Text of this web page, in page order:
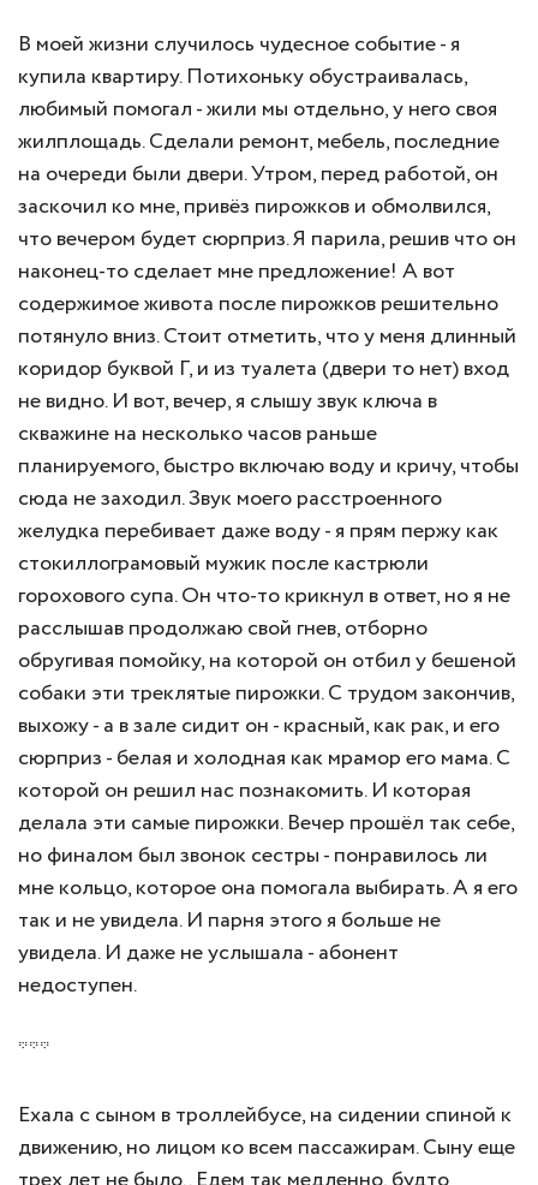
В моей жизни случилось чудесное событие - я
купила квартиру. Потихоньку обустраивалась,
любимый помогал - жили мы отдельно, у него своя
жилплощадь. Сделали ремонт, мебель, последние
на очереди были двери. Утром, перед работой, он
заскочил ко мне, привёз пирожков и обмолвился,
что вечером будет сюрприз. Я парила, решив что он
наконец-то сделает мне предложение! А вот
содержимое живота после пирожков решительно
потянуло вниз. Стоит отметить, что у меня длинный
коридор буквой Г, и из туалета (двери то нет) вход
не видно. И вот, вечер, я слышу звук ключа в
скважине на несколько часов раньше
планируемого, быстро включаю воду и кричу, чтобы
сюда не заходил. Звук моего расстроенного
желудка перебивает даже воду - я прям пержу как
стокиллограмовый мужик после кастрюли
горохового супа. Он что-то крикнул в ответ, но я не
расслышав продолжаю свой гнев, отборно
обругивая помойку, на которой он отбил у бешеной
собаки эти треклятые пирожки. С трудом закончив,
выхожу - а в зале сидит он - красный, как рак, и его
сюрприз - белая и холодная как мрамор его мама. С
которой он решил нас познакомить. И которая
делала эти самые пирожки. Вечер прошёл так себе,
но финалом был звонок сестры - понравилось ли
мне кольцо, которое она помогала выбирать. А я его
так и не увидела. И парня этого я больше не
увидела. И даже не услышала - абонент
недоступен.
***
Ехала с сыном в троллейбусе, на сидении спиной к
движению, но лицом ко всем пассажирам. Сыну еще